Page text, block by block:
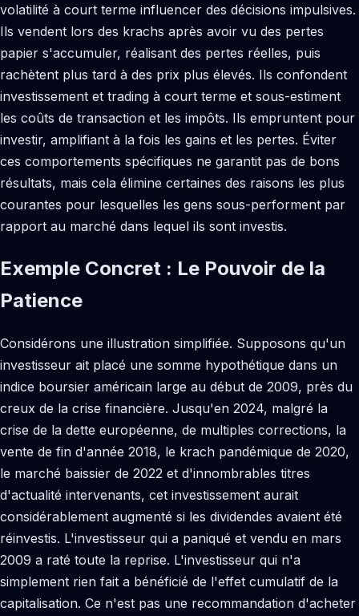
volatilité à court terme influencer des décisions impulsives.
Ils vendent lors des krachs après avoir vu des pertes
papier s'accumuler, réalisant des pertes réelles, puis
rachètent plus tard à des prix plus élevés. Ils confondent
investissement et trading à court terme et sous-estiment
les coûts de transaction et les impôts. Ils empruntent pour
investir, amplifiant à la fois les gains et les pertes. Éviter
ces comportements spécifiques ne garantit pas de bons
résultats, mais cela élimine certaines des raisons les plus
courantes pour lesquelles les gens sous-performent par
rapport au marché dans lequel ils sont investis.
Exemple Concret : Le Pouvoir de la
Patience
Considérons une illustration simplifiée. Supposons qu'un
investisseur ait placé une somme hypothétique dans un
indice boursier américain large au début de 2009, près du
creux de la crise financière. Jusqu'en 2024, malgré la
crise de la dette européenne, de multiples corrections, la
vente de fin d'année 2018, le krach pandémique de 2020,
le marché baissier de 2022 et d'innombrables titres
d'actualité intervenants, cet investissement aurait
considérablement augmenté si les dividendes avaient été
réinvestis. L'investisseur qui a paniqué et vendu en mars
2009 a raté toute la reprise. L'investisseur qui n'a
simplement rien fait a bénéficié de l'effet cumulatif de la
capitalisation. Ce n'est pas une recommandation d'acheter